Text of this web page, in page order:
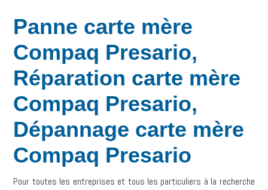
Panne carte mère
Compaq Presario,
Réparation carte mère
Compaq Presario,
Dépannage carte mère
Compaq Presario
Pour toutes les entreprises et tous les particuliers à la recherche